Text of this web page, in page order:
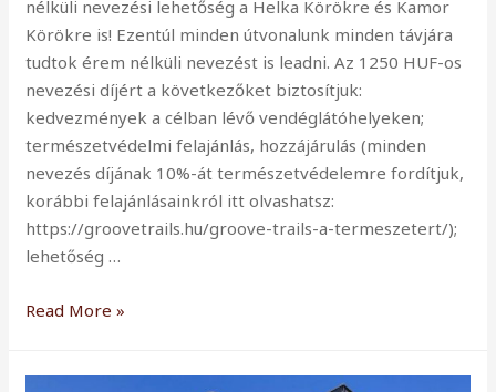
nélküli nevezési lehetőség a Helka Körökre és Kamor
Körökre is! Ezentúl minden útvonalunk minden távjára
tudtok érem nélküli nevezést is leadni. Az 1250 HUF-os
nevezési díjért a következőket biztosítjuk:
kedvezmények a célban lévő vendéglátóhelyeken;
természetvédelmi felajánlás, hozzájárulás (minden
nevezés díjának 10%-át természetvédelemre fordítjuk,
korábbi felajánlásainkról itt olvashatsz:
https://groovetrails.hu/groove-trails-a-termeszetert/);
lehetőség …
Minden
Read More »